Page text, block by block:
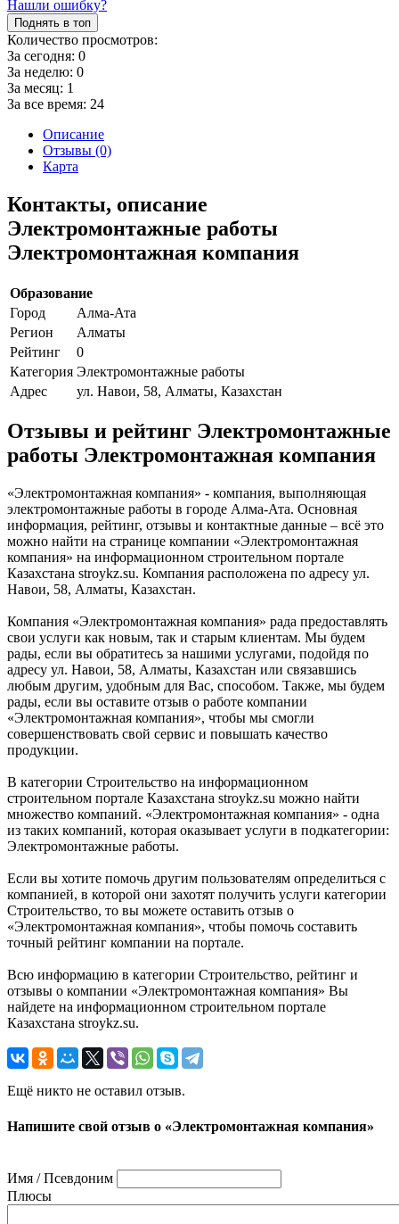
Нашли ошибку?
Поднять в топ
Количество просмотров:
За сегодня: 0
За неделю: 0
За месяц: 1
За все время: 24
Описание
Отзывы (0)
Карта
Контакты, описание
Электромонтажные работы
Электромонтажная компания
Образование
Город
Алма-Ата
Регион
Алматы
Рейтинг
0
Категория Электромонтажные работы
Адрес
ул. Навои, 58, Алматы, Казахстан
Отзывы и рейтинг Электромонтажные
работы Электромонтажная компания
«Электромонтажная компания» - компания, выполняющая
электромонтажные работы в городе Алма-Ата. Основная
информация, рейтинг, отзывы и контактные данные – всё это
можно найти на странице компании «Электромонтажная
компания» на информационном строительном портале
Казахстана stroykz.su. Компания расположена по адресу ул.
Навои, 58, Алматы, Казахстан.
Компания «Электромонтажная компания» рада предоставлять
свои услуги как новым, так и старым клиентам. Мы будем
рады, если вы обратитесь за нашими услугами, подойдя по
адресу ул. Навои, 58, Алматы, Казахстан или связавшись
любым другим, удобным для Вас, способом. Также, мы будем
рады, если вы оставите отзыв о работе компании
«Электромонтажная компания», чтобы мы смогли
совершенствовать свой сервис и повышать качество
продукции.
В категории Строительство на информационном
строительном портале Казахстана stroykz.su можно найти
множество компаний. «Электромонтажная компания» - одна
из таких компаний, которая оказывает услуги в подкатегории:
Электромонтажные работы.
Если вы хотите помочь другим пользователям определиться с
компанией, в которой они захотят получить услуги категории
Строительство, то вы можете оставить отзыв о
«Электромонтажная компания», чтобы помочь составить
точный рейтинг компании на портале.
Всю информацию в категории Строительство, рейтинг и
отзывы о компании «Электромонтажная компания» Вы
найдете на информационном строительном портале
Казахстана stroykz.su.
Ещё никто не оставил отзыв.
Напишите свой отзыв о «Электромонтажная компания»
Имя / Псевдоним
Плюсы